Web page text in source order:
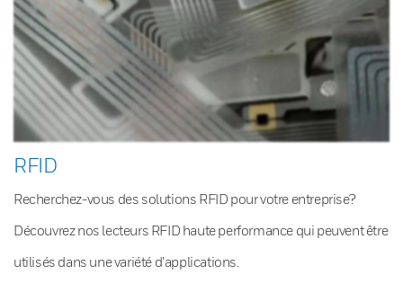
RFID
Recherchez-vous des solutions RFID pour votre entreprise?
Découvrez nos lecteurs RFID haute performance qui peuvent être
utilisés dans une variété d’applications.